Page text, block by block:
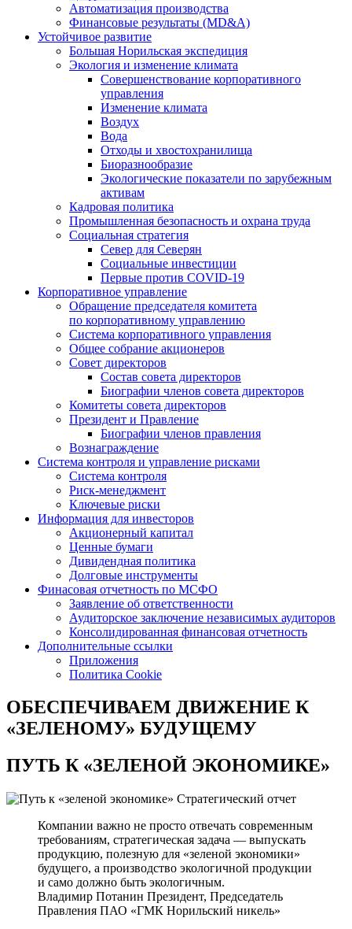
Автоматизация производства
Финансовые результаты (MD&A)
Устойчивое развитие
Большая Норильская экспедиция
Экология и изменение климата
Совершенствование корпоративного
управления
Изменение климата
Воздух
Вода
Отходы и хвостохранилища
Биоразнообразие
Экологические показатели по зарубежным
активам
Кадровая политика
Промышленная безопасность и охрана труда
Социальная стратегия
Север для Северян
Социальные инвестиции
Первые против COVID‑19
Корпоративное управление
Обращение председателя комитета
по корпоративному управлению
Система корпоративного управления
Общее собрание акционеров
Совет директоров
Состав совета директоров
Биографии членов совета директоров
Комитеты совета директоров
Президент и Правление
Биографии членов правления
Вознаграждение
Система контроля и управление рисками
Система контроля
Риск-менеджмент
Ключевые риски
Информация для инвесторов
Акционерный капитал
Ценные бумаги
Дивидендная политика
Долговые инструменты
Финасовая отчетность по МСФО
Заявление об ответственности
Аудиторское заключение независимых аудиторов
Консолидированная финансовая отчетность
Дополнительные ссылки
Приложения
Политика Cookie
ОБЕСПЕЧИВАЕМ ДВИЖЕНИЕ К
«ЗЕЛЕНОМУ» БУДУЩЕМУ
ПУТЬ К«ЗЕЛЕНОЙ ЭКОНОМИКЕ»
Стратегический отчет
Компании важно не просто отвечать современным
требованиям, стратегическая задача — выпускать
продукцию, полезную для «зеленой экономики»
будущего, а производство экологичной продукции
и само должно быть экологичным.
Владимир Потанин Президент, Председатель
Правления ПАО «ГМК Норильский никель»